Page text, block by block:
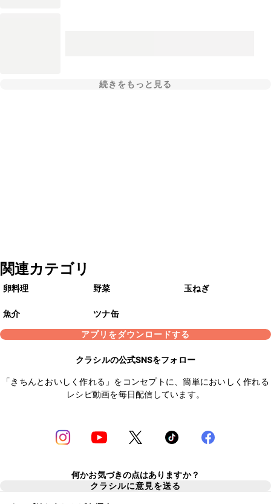
続きをもっと見る
関連カテゴリ
卵料理 野菜 玉ねぎ
魚介
ツナ缶
アプリをダウンロードする
クラシルの公式SNSをフォロー
「きちんとおいしく作れる」をコンセプトに、簡単においしく作れる
レシピ動画を毎日配信しています。
何かお気づきの点はありますか？
クラシルに意見を送る